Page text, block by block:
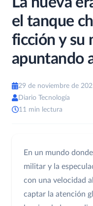
el tanque
ficción y su
apuntando
29 de noviembre de
Diario Tecnología
11 min lectura
En un mundo
militar y la
con una velocidad
captar la atención